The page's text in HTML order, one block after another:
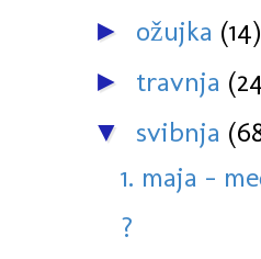
► ožujka (14)
► travnja
▼ svibnja
1. maja -
?